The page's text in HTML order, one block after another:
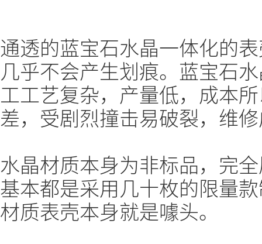
通透的蓝宝石水晶一体化的
几乎不会产生划痕。蓝宝石
工工艺复杂，产量低，成本
差，受剧烈撞击易破裂，维
水晶材质本身为非标品，完
基本都是采用几十枚的限量
材质表壳本身就是噱头。